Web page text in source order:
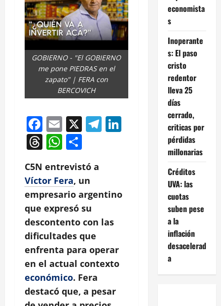
GOBIERNO - "El GOBIERNO
me pone PIEDRAS en el
zapato" | FERA con
BERCOVICH
Facebook
Email
X Telegram
LinkedIn
Threads
WhatsApp
C5N entrevistó a
Víctor Fera, un
empresario argentino
que expresó su
descontento con las
dificultades que
enfrenta para operar
en el actual contexto
económico. Fera
destacó que, a pesar
economista
s
Inoperante
s: El paso
cristo
redentor
lleva 25
días
cerrado,
criticas por
pérdidas
millonarias
Créditos
UVA: las
cuotas
suben pese
a la
inflación
desacelerad
a